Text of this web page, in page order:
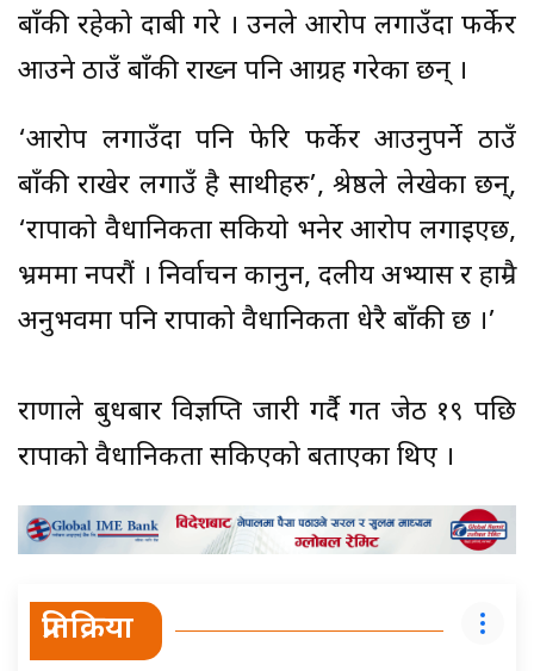
बाँकी रहेको दाबी गरे । उनले आरोप लगाउँदा फर्केर
आउने ठाउँ बाँकी राख्न पनि आग्रह गरेका छन् ।
‘आरोप लगाउँदा पनि फेरि फर्केर आउनुपर्ने ठाउँ
बाँकी राखेर लगाउँ है साथीहरु’, श्रेष्ठले लेखेका छन्,
‘राप्रपाको वैधानिकता सकियो भनेर आरोप लगाइएछ,
भ्रममा नपरौं । निर्वाचन कानुन, दलीय अभ्यास र हाम्रै
अनुभवमा पनि राप्रपाको वैधानिकता धेरै बाँकी छ ।’
राणाले बुधबार विज्ञप्ति जारी गर्दै गत जेठ १९ पछि
राप्रपाको वैधानिकता सकिएको बताएका थिए ।
प्रतिक्रिया